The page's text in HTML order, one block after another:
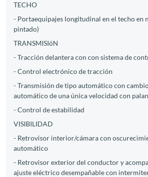
TECHO
- Portaequipajes longitudinal en el techo en
pintado)
TRANSMISIóN
- Tracción delantera con con sistema de
- Control electrónico de tracción
- Transmisión de tipo automático con
automático de una única velocidad con
- Control de estabilidad
VISIBILIDAD
- Retrovisor interior/cámara con
automático
- Retrovisor exterior del conductor y
ajuste eléctrico desempañable con